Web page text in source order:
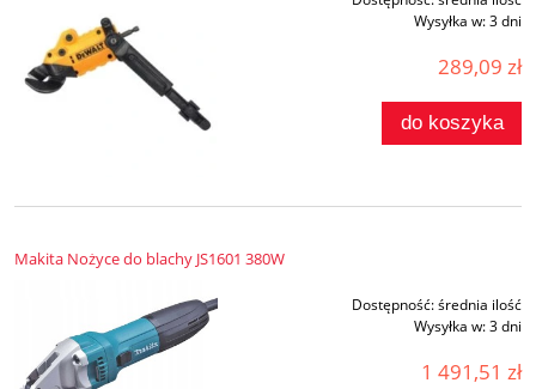
Wysyłka w:3 dni
289,09 zł
do koszyka
Makita Nożyce do blachy JS1601 380W
Dostępność:średnia ilość
Wysyłka w:3 dni
1 491,51 zł